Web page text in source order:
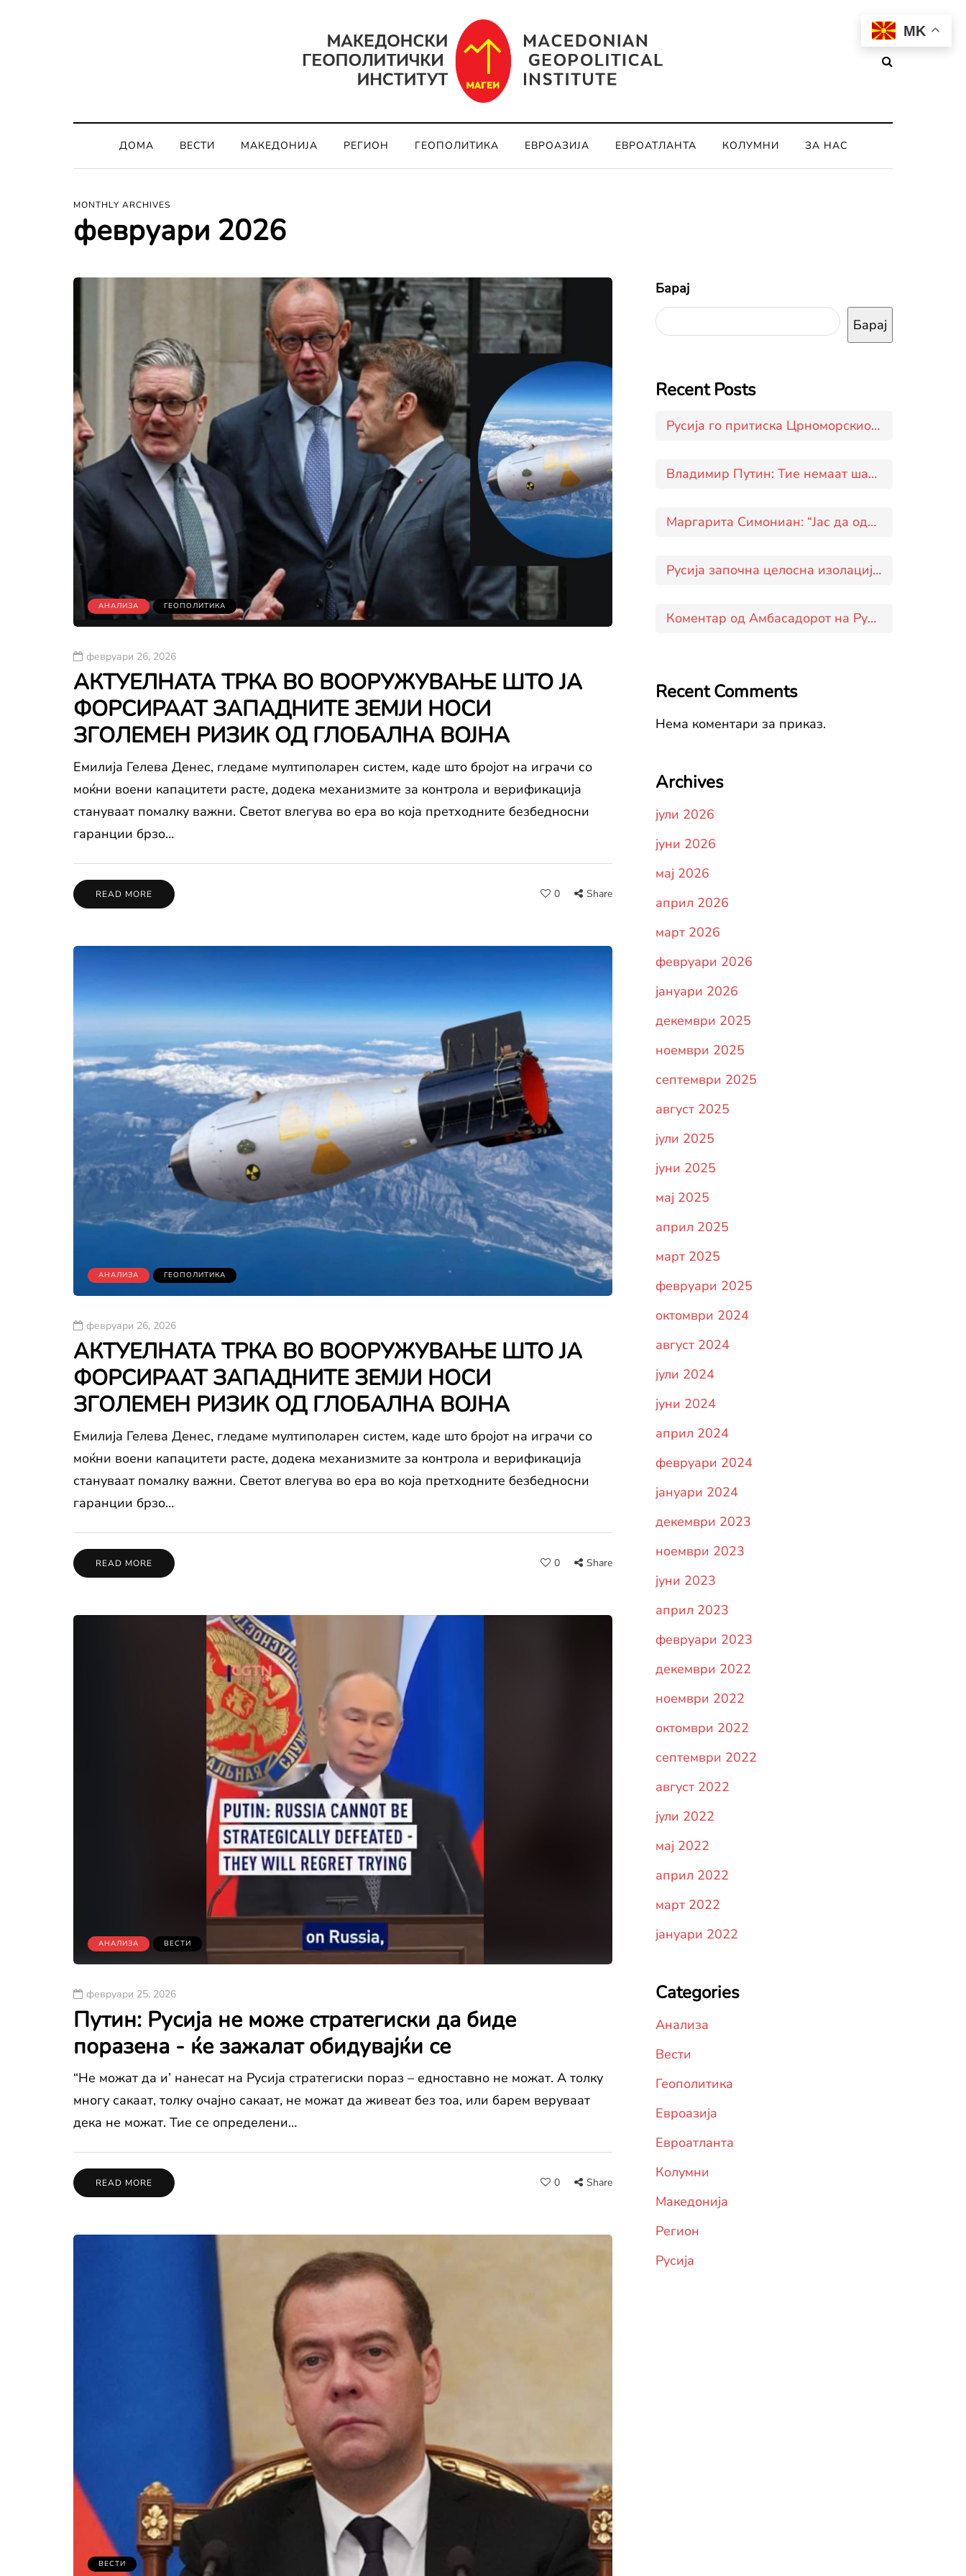
ДОМА ВЕСТИ МАКЕДОНИЈА РЕГИОН ГЕОПОЛИТИКА ЕВРОАЗИЈА ЕВРОАТЛАНТА КОЛУМНИ ЗА НАС
MONTHLY ARCHIVES
февруари 2026
АНАЛИЗА ГЕОПОЛИТИКА
февруари 26, 2026
АКТУЕЛНАТА ТРКА ВО ВООРУЖУВАЊЕ ШТО ЈА
ФОРСИРААТ ЗАПАДНИТЕ ЗЕМЈИ НОСИ
ЗГОЛЕМЕН РИЗИК ОД ГЛОБАЛНА ВОЈНА
Емилија Гелева Денес, гледаме мултиполарен систем, каде што бројот на играчи со
моќни воени капацитети расте, додека механизмите за контрола и верификација
стануваат помалку важни. Светот влегува во ера во која претходните безбедносни
гаранции брзо…
READ MORE 0 Share
АНАЛИЗА ГЕОПОЛИТИКА
февруари 26, 2026
АКТУЕЛНАТА ТРКА ВО ВООРУЖУВАЊЕ ШТО ЈА
ФОРСИРААТ ЗАПАДНИТЕ ЗЕМЈИ НОСИ
ЗГОЛЕМЕН РИЗИК ОД ГЛОБАЛНА ВОЈНА
Емилија Гелева Денес, гледаме мултиполарен систем, каде што бројот на играчи со
моќни воени капацитети расте, додека механизмите за контрола и верификација
стануваат помалку важни. Светот влегува во ера во која претходните безбедносни
гаранции брзо…
READ MORE 0 Share
АНАЛИЗА ВЕСТИ
февруари 25, 2026
Путин: Русија не може стратегиски да биде
поразена - ќе зажалат обидувајќи се
“Не можат да и’ нанесат на Русија стратегиски пораз – едноставно не можат. А толку
многу сакаат, толку очајно сакаат, не можат да живеат без тоа, или барем веруваат
дека не можат. Тие се определени…
READ MORE 0 Share
ВЕСТИ
Барај
Барај
Recent Posts
Русија го притиска Црноморскиот животен појас на Украина
Владимир Путин: Тие немаат шанси да ја соборат ракетата Орешник
Маргарита Симониан: “Јас да одлучував, одговорот ќе го добиевте уште ‘вчера'”
Русија започна целосна изолација на Украина од Црното Море
Коментар од Амбасадорот на Русија во Македонија Дмитриј Зиков за руската новинска агенција ТАСС во врска со пристапувањето на Скопје кон „коалицијата на волонтерите“
Recent Comments
Нема коментари за приказ.
Archives
јули 2026
јуни 2026
мај 2026
април 2026
март 2026
февруари 2026
јануари 2026
декември 2025
ноември 2025
септември 2025
август 2025
јули 2025
јуни 2025
мај 2025
април 2025
март 2025
февруари 2025
октомври 2024
август 2024
јули 2024
јуни 2024
април 2024
февруари 2024
јануари 2024
декември 2023
ноември 2023
јуни 2023
април 2023
февруари 2023
декември 2022
ноември 2022
октомври 2022
септември 2022
август 2022
јули 2022
мај 2022
април 2022
март 2022
јануари 2022
Categories
Анализа
Вести
Геополитика
Евроазија
Евроатланта
Колумни
Македонија
Регион
Русија
MK